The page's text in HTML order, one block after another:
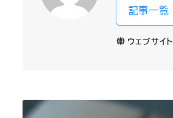
記事一覧
ウェブサイト